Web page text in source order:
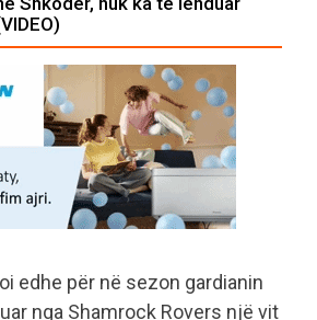
edhe për në sezon gardianin
nga Shamrock Rovers një vit